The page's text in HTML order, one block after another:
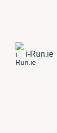
i-Run.ie